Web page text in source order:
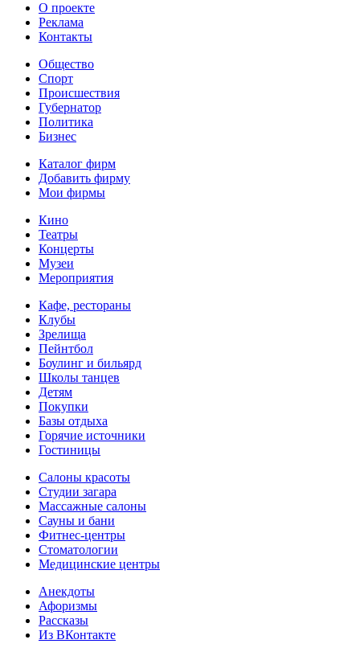
О проекте
Реклама
Контакты
Общество
Спорт
Происшествия
Губернатор
Политика
Бизнес
Каталог фирм
Добавить фирму
Мои фирмы
Кино
Театры
Концерты
Музеи
Мероприятия
Кафе, рестораны
Клубы
Зрелища
Пейнтбол
Боулинг и бильярд
Школы танцев
Детям
Покупки
Базы отдыха
Горячие источники
Гостиницы
Салоны красоты
Студии загара
Массажные салоны
Сауны и бани
Фитнес-центры
Стоматологии
Медицинские центры
Анекдоты
Афоризмы
Рассказы
Из ВКонтакте